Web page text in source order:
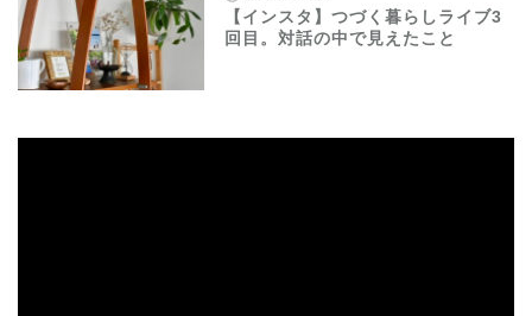
【インスタ】つづく暮らしライブ3
回目。対話の中で見えたこと